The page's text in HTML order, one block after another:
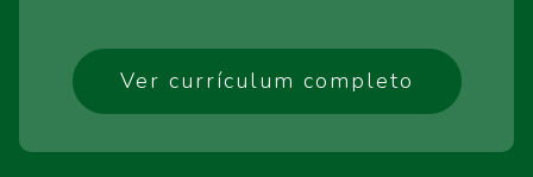
Ver currículum completo